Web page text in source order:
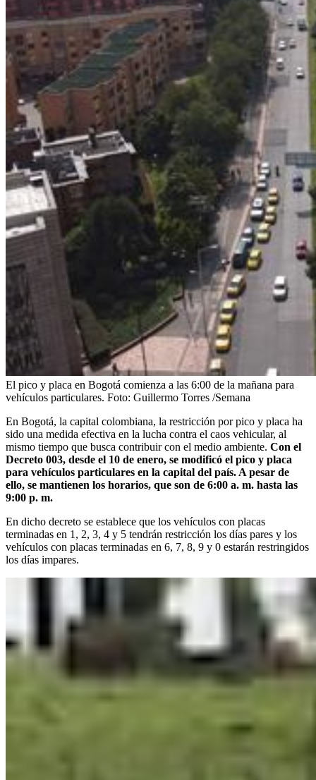
El pico y placa en Bogotá comienza a las 6:00 de la mañana para
vehículos particulares. Foto: Guillermo Torres /Semana
En Bogotá, la capital colombiana, la restricción por pico y placa ha
sido una medida efectiva en la lucha contra el caos vehicular, al
mismo tiempo que busca contribuir con el medio ambiente. Con el
Decreto 003, desde el 10 de enero, se modificó el pico y placa
para vehículos particulares en la capital del país. A pesar de
ello, se mantienen los horarios, que son de 6:00 a. m. hasta las
9:00 p. m.
En dicho decreto se establece que los vehículos con placas
terminadas en 1, 2, 3, 4 y 5 tendrán restricción los días pares y los
vehículos con placas terminadas en 6, 7, 8, 9 y 0 estarán restringidos
los días impares.